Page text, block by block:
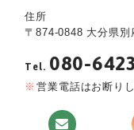
住所
〒874-0848 大分県別
Tel. 080-
営業電話はお断りし